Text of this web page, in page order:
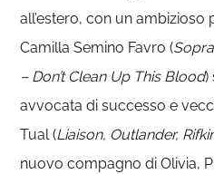
all’estero, con un ambizioso
Camilla Semino Favro (
– Don’t Clean Up This Blood)
avvocata di successo e
Tual (Liaison, Outlander,
nuovo compagno di Olivia,